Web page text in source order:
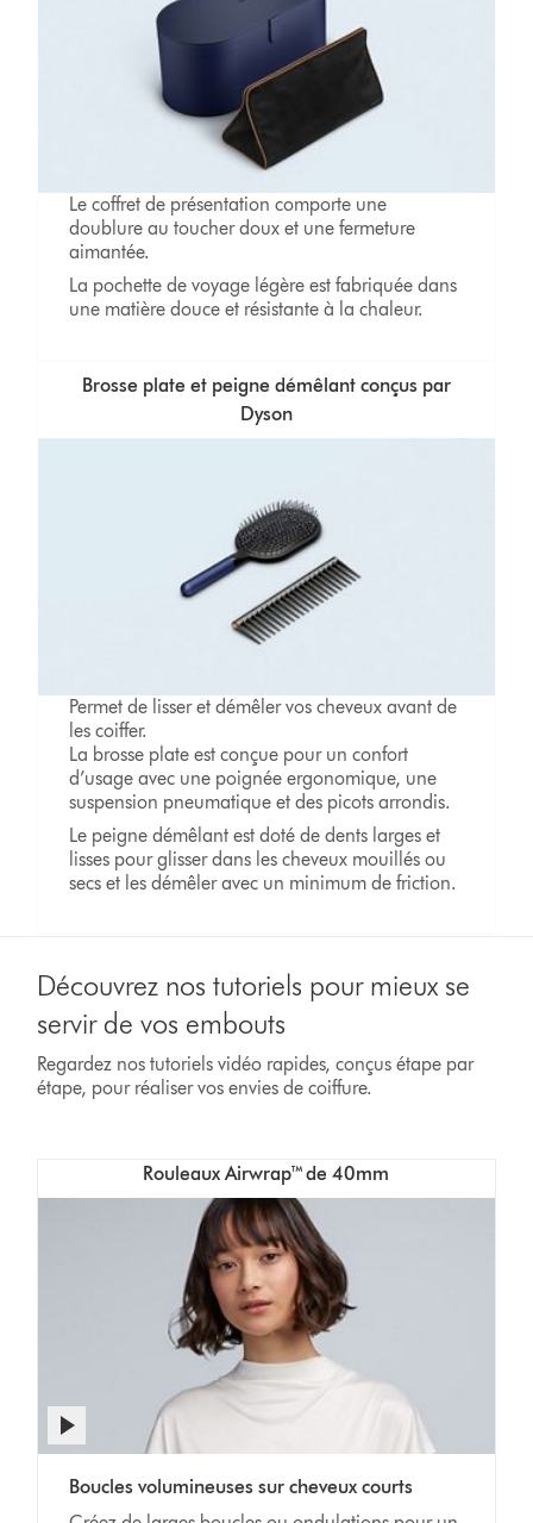
Le coffret de présentation comporte une
doublure au toucher doux et une fermeture
aimantée.
La pochette de voyage légère est fabriquée dans
une matière douce et résistante à la chaleur.
Brosse plate et peigne démêlant conçus par
Dyson
Permet de lisser et démêler vos cheveux avant de
les coiffer.
La brosse plate est conçue pour un confort
d’usage avec une poignée ergonomique, une
suspension pneumatique et des picots arrondis.
Le peigne démêlant est doté de dents larges et
lisses pour glisser dans les cheveux mouillés ou
secs et les démêler avec un minimum de friction.
Découvrez nos tutoriels pour mieux se
servir de vos embouts
Regardez nos tutoriels vidéo rapides, conçus étape par
étape, pour réaliser vos envies de coiffure.
Rouleaux Airwrap™ de 40mm
Boucles volumineuses sur cheveux courts